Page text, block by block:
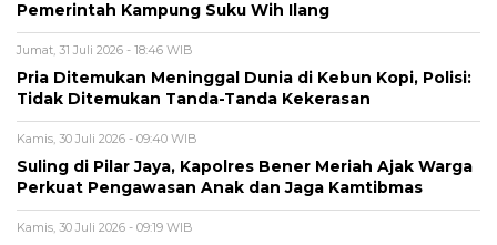
Pemerintah Kampung Suku Wih Ilang
Jumat, 31 Juli 2026 - 18:46 WIB
Pria Ditemukan Meninggal Dunia di Kebun Kopi, Polisi:
Tidak Ditemukan Tanda-Tanda Kekerasan
Kamis, 30 Juli 2026 - 09:40 WIB
Suling di Pilar Jaya, Kapolres Bener Meriah Ajak Warga
Perkuat Pengawasan Anak dan Jaga Kamtibmas
Kamis, 30 Juli 2026 - 09:19 WIB